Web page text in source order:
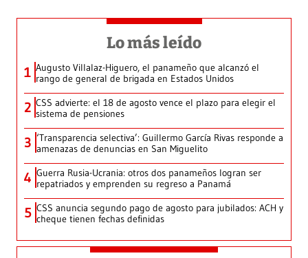
Lo más leído
1 Augusto Villalaz-Higuero, el panameño que alcanzó el
rango de general de brigada en Estados Unidos
2 CSS advierte: el 18 de agosto vence el plazo para elegir el
sistema de pensiones
3 ‘Transparencia selectiva’: Guillermo García Rivas responde a
amenazas de denuncias en San Miguelito
4 Guerra Rusia-Ucrania: otros dos panameños logran ser
repatriados y emprenden su regreso a Panamá
5 CSS anuncia segundo pago de agosto para jubilados: ACH y
cheque tienen fechas definidas